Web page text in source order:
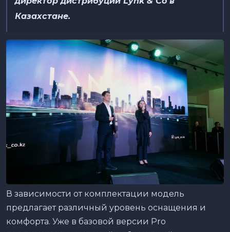
Казахстане.
В зависимости от комплектации модель
предлагает различный уровень оснащения и
комфорта. Уже в базовой версии Pro